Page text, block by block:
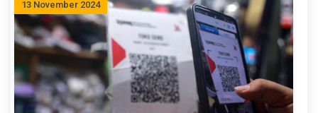
13 November 2024